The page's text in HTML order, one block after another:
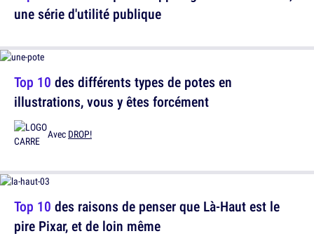
Top 10 des différents types de potes en
illustrations, vous y êtes forcément
Avec DROP!
une série d'utilité publique
Top 10 des raisons de penser que Là-Haut est le
pire Pixar, et de loin même